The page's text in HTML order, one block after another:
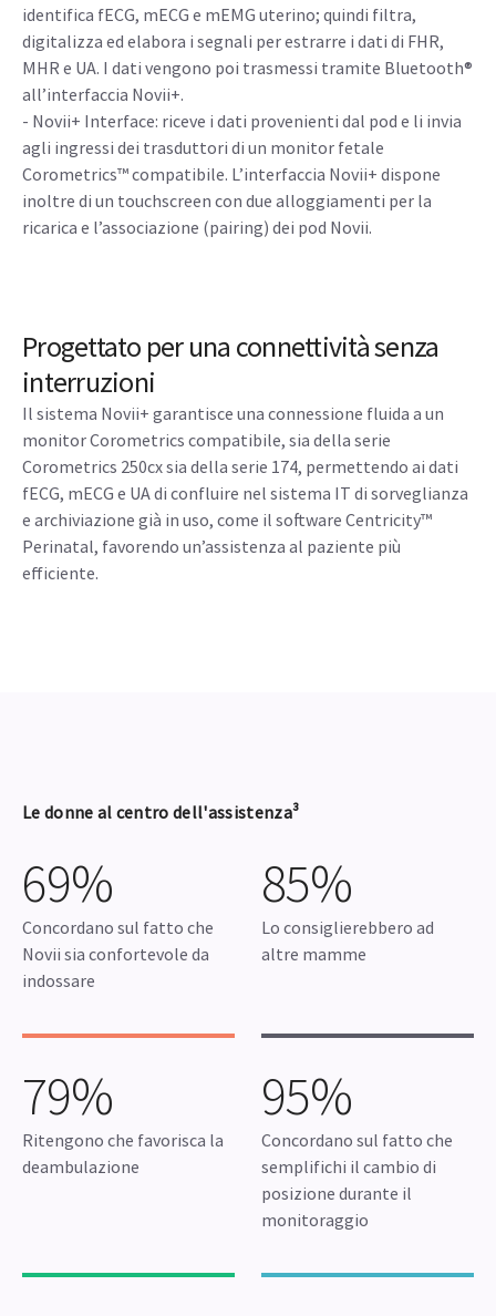
identifica fECG, mECG e mEMG uterino; quindi filtra,
digitalizza ed elabora i segnali per estrarre i dati di FHR,
MHR e UA. I dati vengono poi trasmessi tramite Bluetooth®
all’interfaccia Novii+.
- Novii+ Interface: riceve i dati provenienti dal pod e li invia
agli ingressi dei trasduttori di un monitor fetale
Corometrics™ compatibile. L’interfaccia Novii+ dispone
inoltre di un touchscreen con due alloggiamenti per la
ricarica e l’associazione (pairing) dei pod Novii.
Progettato per una connettività senza
interruzioni
Il sistema Novii+ garantisce una connessione fluida a un
monitor Corometrics compatibile, sia della serie
Corometrics 250cx sia della serie 174, permettendo ai dati
fECG, mECG e UA di confluire nel sistema IT di sorveglianza
e archiviazione già in uso, come il software Centricity™
Perinatal, favorendo un’assistenza al paziente più
efficiente.
Le donne al centro dell'assistenza³
69%
Concordano sul fatto che
Novii sia confortevole da
indossare
85%
Lo consiglierebbero ad
altre mamme
79%
Ritengono che favorisca la
deambulazione
95%
Concordano sul fatto che
semplifichi il cambio di
posizione durante il
monitoraggio